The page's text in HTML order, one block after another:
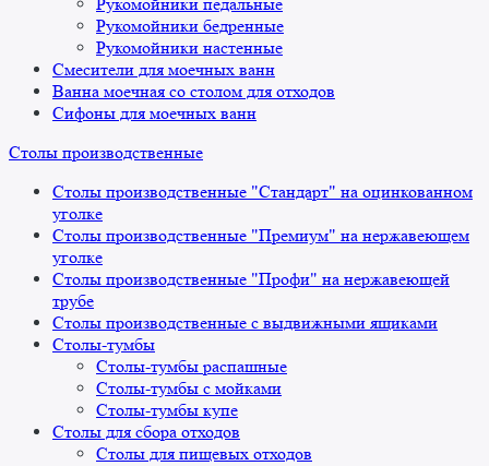
Рукомойники педальные
Рукомойники бедренные
Рукомойники настенные
Смесители для моечных ванн
Ванна моечная со столом для отходов
Сифоны для моечных ванн
Столы производственные
Столы производственные "Стандарт" на оцинкованном
уголке
Столы производственные "Премиум" на нержавеющем
уголке
Столы производственные "Профи" на нержавеющей
трубе
Столы производственные с выдвижными ящиками
Столы-тумбы
Столы-тумбы распашные
Столы-тумбы с мойками
Столы-тумбы купе
Столы для сбора отходов
Столы для пищевых отходов